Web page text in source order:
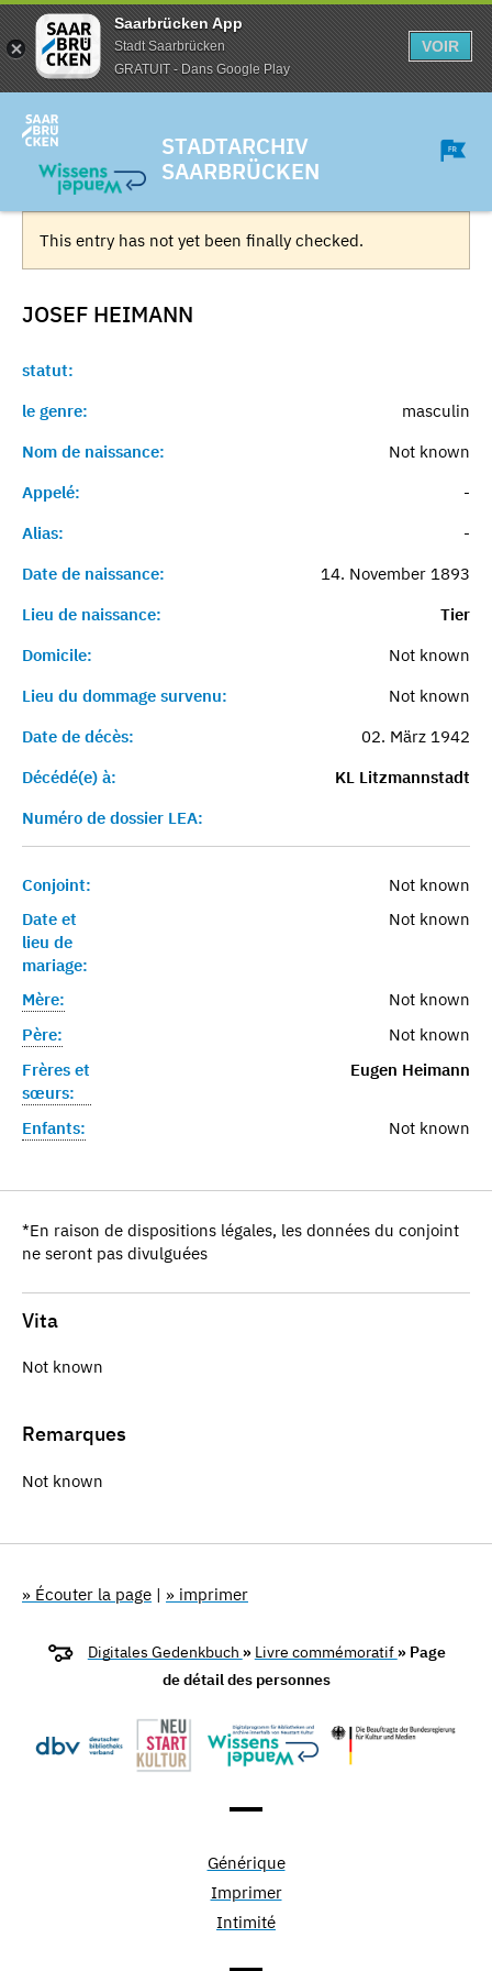
Saarbrücken App
Stadt Saarbrücken
GRATUIT - Dans Google Play
VOIR
STADTARCHIV
SAARBRÜCKEN
This entry has not yet been finally checked.
JOSEF HEIMANN
statut:
le genre:
masculin
Nom de naissance:
Not known
Appelé:
-
Alias:
-
Date de naissance:
14. November 1893
Lieu de naissance:
Tier
Domicile:
Not known
Lieu du dommage survenu:
Not known
Date de décès:
02. März 1942
Décédé(e) à:
KL Litzmannstadt
Numéro de dossier LEA:
Conjoint:
Not known
Date et
lieu de
mariage:
Not known
Mère:
Not known
Père:
Not known
Frères et
sœurs:
Eugen Heimann
Enfants: Not known
*En raison de dispositions légales, les données du conjoint
ne seront pas divulguées
Vita
Not known
Remarques
Not known
» Écouter la page | » imprimer
Digitales Gedenkbuch » Livre commémoratif » Page
de détail des personnes
Générique
Imprimer
Intimité